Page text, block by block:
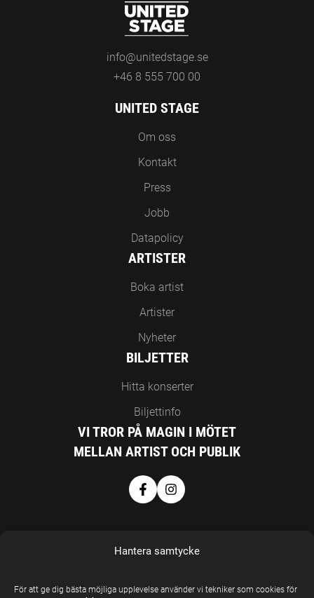
Hantera samtycke
För att ge dig bästa möjliga upplevelse använder vi tekniker som cookies för
info@unitedstage.se
+46 8 555 700 00
UNITED STAGE
Om oss
Kontakt
Press
Jobb
Datapolicy
ARTISTER
Boka artist
Artister
Nyheter
BILJETTER
Hitta konserter
Biljettinfo
VI TROR PÅ MAGIN I MÖTET
MELLAN ARTIST OCH PUBLIK